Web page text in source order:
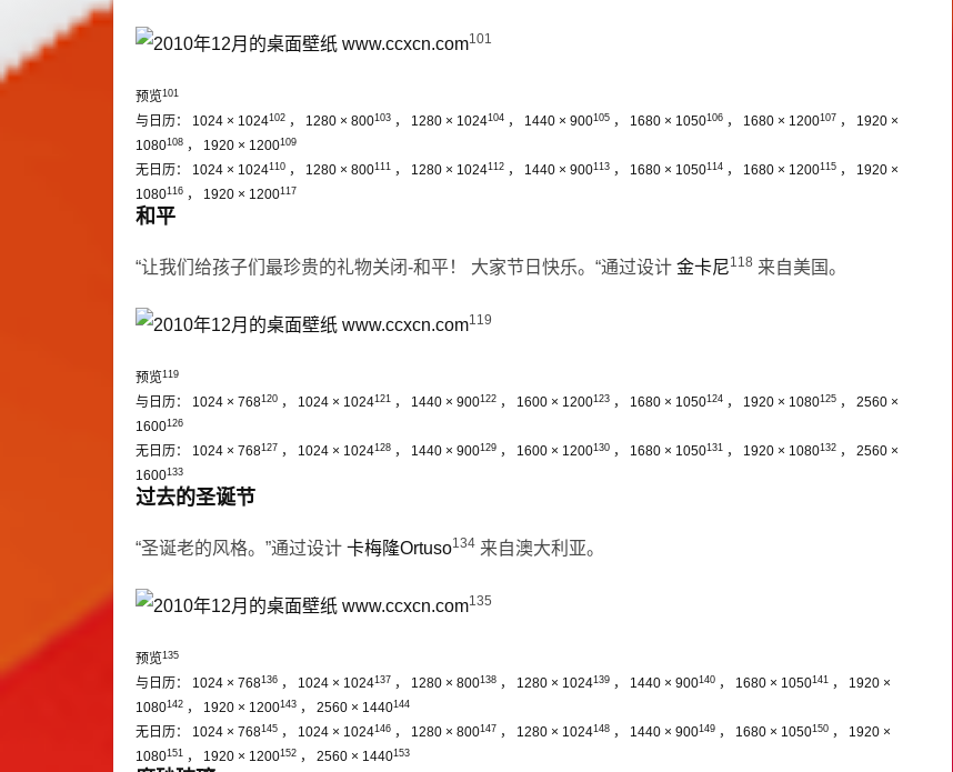
101
预览101
与日历： 1024 × 1024102 ， 1280 × 800103 ， 1280 × 1024104 ， 1440 × 900105 ， 1680 × 1050106 ， 1680 × 1200107 ， 1920 ×
1080108 ， 1920 × 1200109
无日历： 1024 × 1024110 ， 1280 × 800111 ， 1280 × 1024112 ， 1440 × 900113 ， 1680 × 1050114 ， 1680 × 1200115 ， 1920 ×
1080116 ， 1920 × 1200117
和平
“让我们给孩子们最珍贵的礼物关闭-和平！ 大家节日快乐。“通过设计 金卡尼118 来自美国。
119
预览119
与日历： 1024 × 768120 ， 1024 × 1024121 ， 1440 × 900122 ， 1600 × 1200123 ， 1680 × 1050124 ， 1920 × 1080125 ， 2560 ×
1600126
无日历： 1024 × 768127 ， 1024 × 1024128 ， 1440 × 900129 ， 1600 × 1200130 ， 1680 × 1050131 ， 1920 × 1080132 ， 2560 ×
1600133
过去的圣诞节
“圣诞老的风格。”通过设计 卡梅隆Ortuso134 来自澳大利亚。
135
预览135
与日历： 1024 × 768136 ， 1024 × 1024137 ， 1280 × 800138 ， 1280 × 1024139 ， 1440 × 900140 ， 1680 × 1050141 ， 1920 ×
1080142 ， 1920 × 1200143 ， 2560 × 1440144
无日历： 1024 × 768145 ， 1024 × 1024146 ， 1280 × 800147 ， 1280 × 1024148 ， 1440 × 900149 ， 1680 × 1050150 ， 1920 ×
1080151 ， 1920 × 1200152 ， 2560 × 1440153